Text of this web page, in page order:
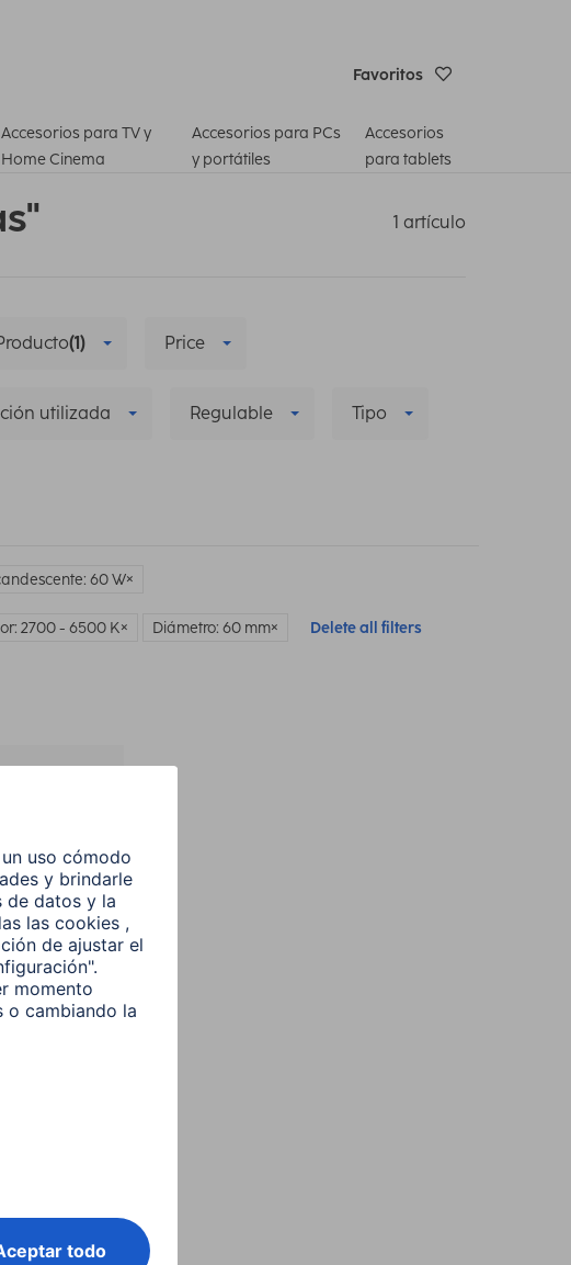
Favoritos
Accesorios para TV y
Home Cinema
Accesorios para PCs
y portátiles
Accesorios
para tablets
1 artículo
(1) Price
utilizada Regulable Tipo
60 W
2700 - 6500 K Diámetro: 60 mm Delete all filters
que
todos